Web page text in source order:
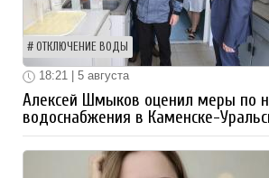
ОТКЛЮЧЕНИЕ ВОДЫ
18:21 | 5 августа
Алексей Шмыков оценил меры по
водоснабжения в Каменске-